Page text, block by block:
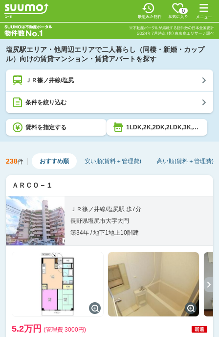
0
塩尻駅エリア・他周辺エリアで二人暮らし（同棲・新婚・カップ
ル）向けの賃貸マンション・賃貸アパートを探す
ＪＲ篠ノ井線/塩尻
条件を絞り込む
賃料を指定する 1LDK,2K,2DK,2LDK,3K,3DK,3LDK,4K,4DK,4LDK,5K以上
238件 おすすめ順 安い順(賃料＋管理費) 高い順(賃料＋管理費)
ＡＲＣＯ－１
ＪＲ篠ノ井線/塩尻駅 歩7分
長野県塩尻市大字大門
築34年 / 地下1地上10階建
5.2万円 (管理費 3000円)